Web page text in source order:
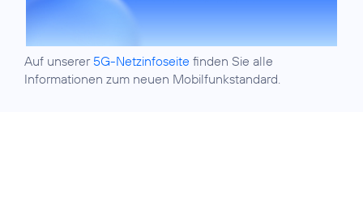
Auf unserer 5G-Netzinfoseite finden Sie alle
Informationen zum neuen Mobilfunkstandard.